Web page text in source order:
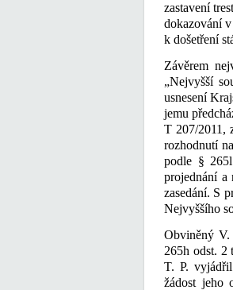
zastavení
dokazování
k došetření
Závěrem
„Nejvyšší
usnesení
jemu
T 207/2011,
rozhodnutí
podle §
projednání a
zasedání. S
Nejvyššího
Obviněný V.
265h odst. 2
T. P.
žádost jeho